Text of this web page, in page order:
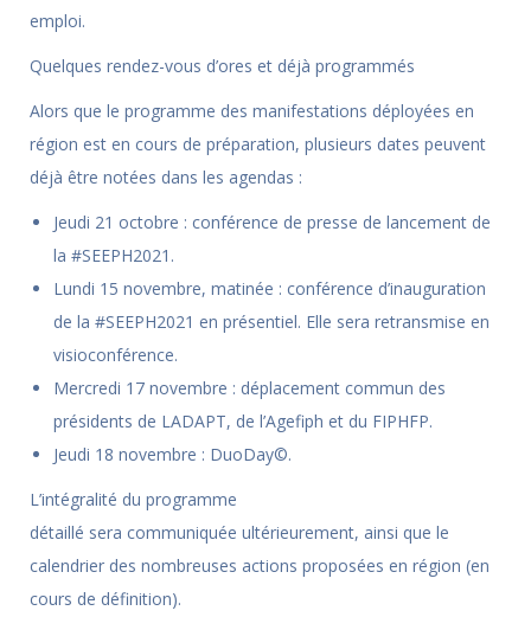
emploi.
Quelques rendez-vous d’ores et déjà programmés
Alors que le programme des manifestations déployées en
région est en cours de préparation, plusieurs dates peuvent
déjà être notées dans les agendas :
Jeudi 21 octobre : conférence de presse de lancement de
la #SEEPH2021.
Lundi 15 novembre, matinée : conférence d’inauguration
de la #SEEPH2021 en présentiel. Elle sera retransmise en
visioconférence.
Mercredi 17 novembre : déplacement commun des
présidents de LADAPT, de l’Agefiph et du FIPHFP.
Jeudi 18 novembre : DuoDay©.
L’intégralité du programme
détaillé sera communiquée ultérieurement, ainsi que le
calendrier des nombreuses actions proposées en région (en
cours de définition).